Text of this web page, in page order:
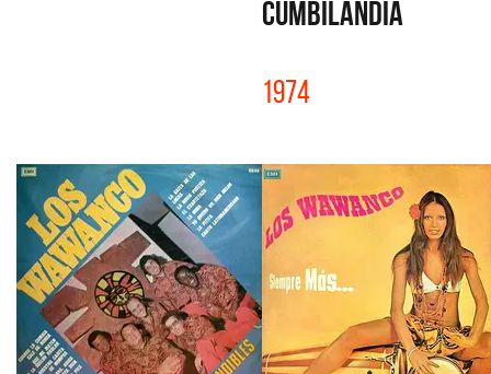
CUMBILANDIA
1974